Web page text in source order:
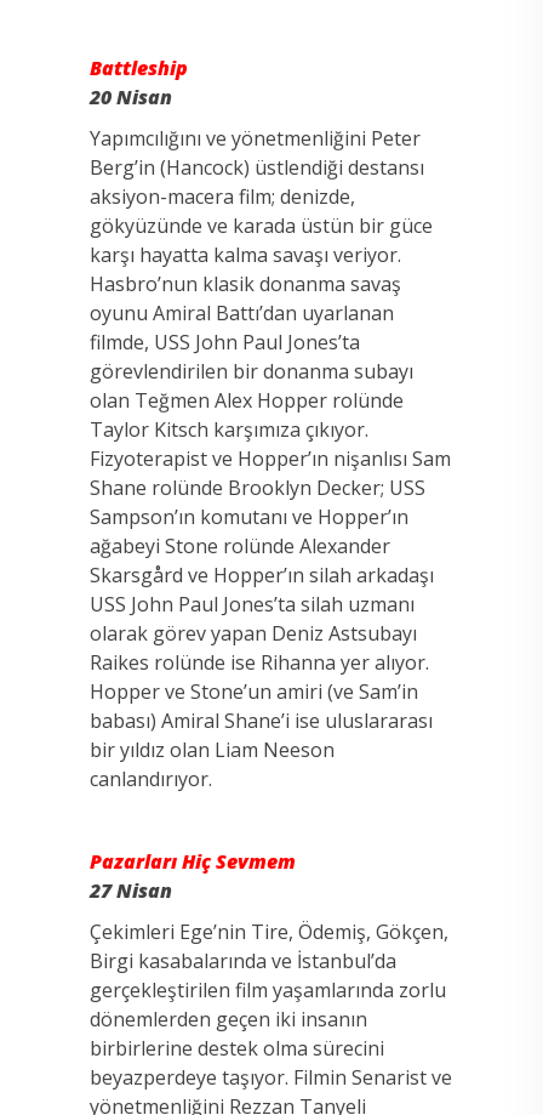
Battleship
20 Nisan
Yapımcılığını ve yönetmenliğini Peter
Berg’in (Hancock) üstlendiği destansı
aksiyon-macera film; denizde,
gökyüzünde ve karada üstün bir güce
karşı hayatta kalma savaşı veriyor.
Hasbro’nun klasik donanma savaş
oyunu Amiral Battı’dan uyarlanan
filmde, USS John Paul Jones’ta
görevlendirilen bir donanma subayı
olan Teğmen Alex Hopper rolünde
Taylor Kitsch karşımıza çıkıyor.
Fizyoterapist ve Hopper’ın nişanlısı Sam
Shane rolünde Brooklyn Decker; USS
Sampson’ın komutanı ve Hopper’ın
ağabeyi Stone rolünde Alexander
Skarsgård ve Hopper’ın silah arkadaşı
USS John Paul Jones’ta silah uzmanı
olarak görev yapan Deniz Astsubayı
Raikes rolünde ise Rihanna yer alıyor.
Hopper ve Stone’un amiri (ve Sam’in
babası) Amiral Shane’i ise uluslararası
bir yıldız olan Liam Neeson
canlandırıyor.
Pazarları Hiç Sevmem
27 Nisan
Çekimleri Ege’nin Tire, Ödemiş, Gökçen,
Birgi kasabalarında ve İstanbul’da
gerçekleştirilen film yaşamlarında zorlu
dönemlerden geçen iki insanın
birbirlerine destek olma sürecini
beyazperdeye taşıyor. Filmin Senarist ve
yönetmenliğini Rezzan Tanyeli